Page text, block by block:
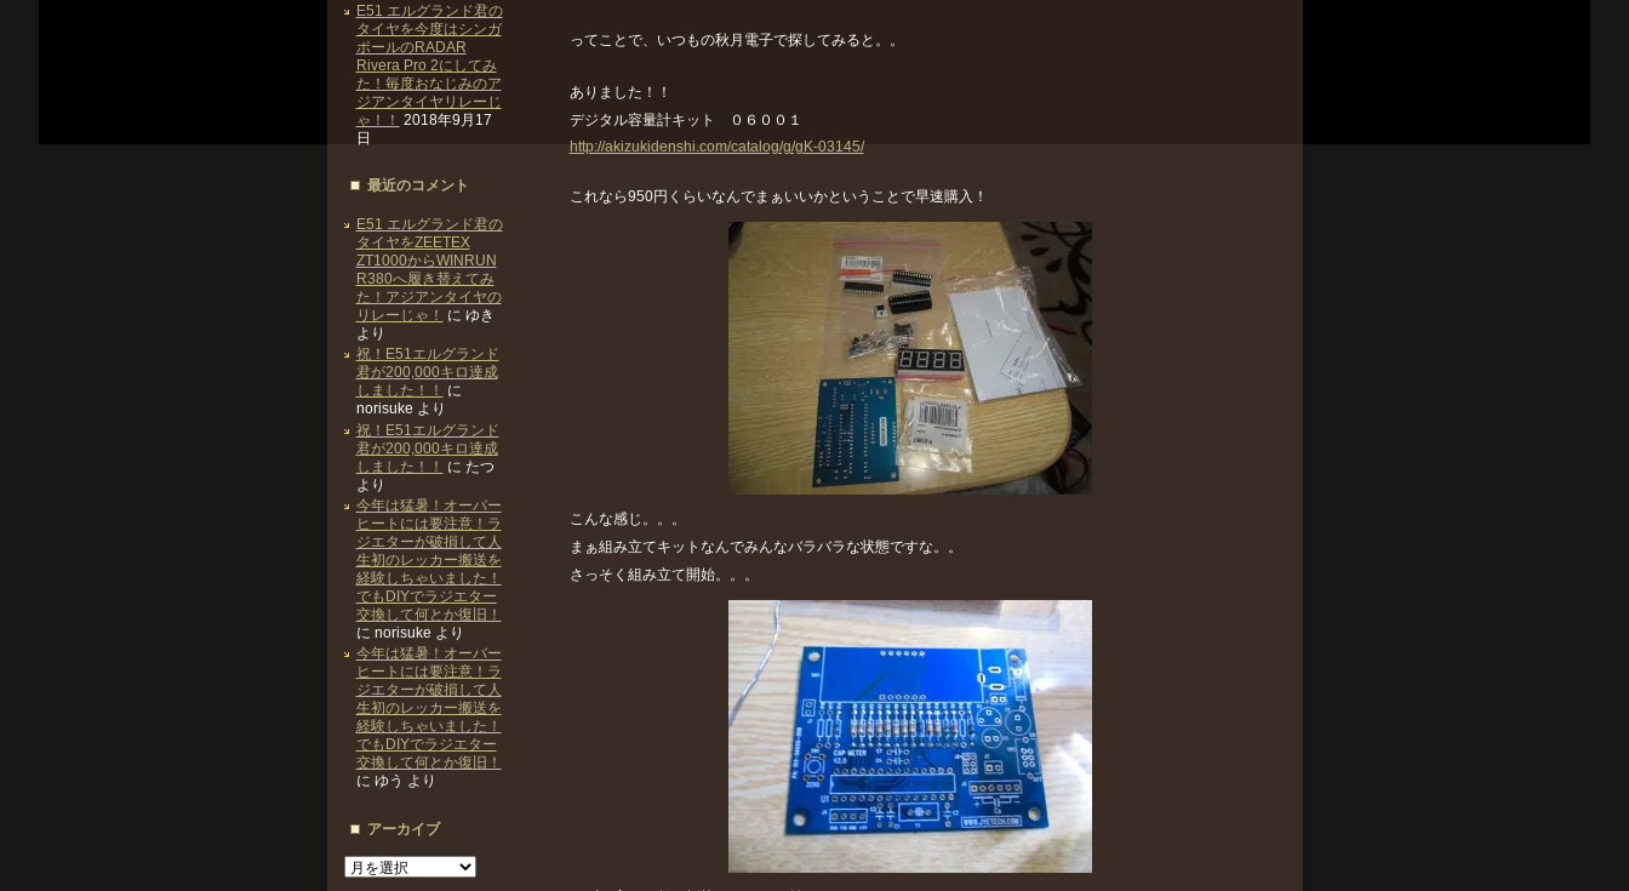
E51 エルグランド君の
タイヤを今度はシンガ
ポールのRADAR
Rivera Pro 2にしてみ
た！毎度おなじみのア
ジアンタイヤリレーじ
ゃ！！ 2018年9月17
日
最近のコメント
E51 エルグランド君の
タイヤをZEETEX
ZT1000からWINRUN
R380へ履き替えてみ
た！アジアンタイヤの
リレーじゃ！
に ゆき
より
祝！E51エルグランド
君が200,000キロ達成
しました！！
に
norisuke より
祝！E51エルグランド
君が200,000キロ達成
しました！！
に たつ
より
今年は猛暑！オーバー
ヒートには要注意！ラ
ジエターが破損して人
生初のレッカー搬送を
経験しちゃいました！
でもDIYでラジエター
交換して何とか復旧！
に norisuke より
今年は猛暑！オーバー
ヒートには要注意！ラ
ジエターが破損して人
生初のレッカー搬送を
経験しちゃいました！
でもDIYでラジエター
交換して何とか復旧！
に ゆう より
アーカイブ
ア
ってことで、いつもの秋月電子で探してみると。。
ありました！！
デジタル容量計キット ０６００１
http://akizukidenshi.com/catalog/g/gK-03145/
これなら950円くらいなんでまぁいいかということで早速購入！
こんな感じ。。。
まぁ組み立てキットなんでみんなバラバラな状態ですな。。
さっそく組み立て開始。。。